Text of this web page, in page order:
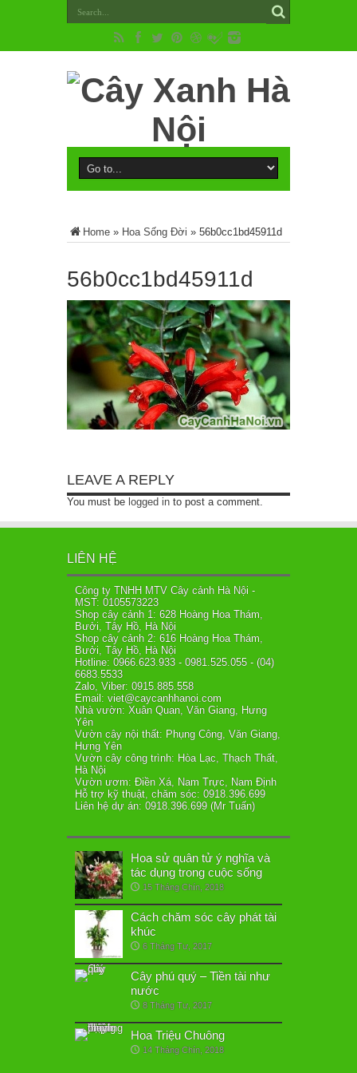
Home » Hoa Sống Đời » 56b0cc1bd45911d
56b0cc1bd45911d
LEAVE A REPLY
You must be logged in to post a comment.
LIÊN HỆ
Công ty TNHH MTV Cây cảnh Hà Nội -
MST: 0105573223
Shop cây cảnh 1: 628 Hoàng Hoa Thám,
Bưởi, Tây Hồ, Hà Nội
Shop cây cảnh 2: 616 Hoàng Hoa Thám,
Bưởi, Tây Hồ, Hà Nội
Hotline: 0966.623.933 - 0981.525.055 - (04)
6683.5533
Zalo, Viber: 0915.885.558
Email: viet@caycanhhanoi.com
Nhà vườn: Xuân Quan, Văn Giang, Hưng
Yên
Vườn cây nội thất: Phụng Công, Văn Giang,
Hưng Yên
Vườn cây công trình: Hòa Lạc, Thạch Thất,
Hà Nội
Vườn ươm: Điền Xá, Nam Trực, Nam Định
Hỗ trợ kỹ thuật, chăm sóc: 0918.396.699
Liên hệ dự án: 0918.396.699 (Mr Tuấn)
Hoa sử quân tử ý nghĩa và
tác dụng trong cuộc sống
15 Tháng Chín, 2018
Cách chăm sóc cây phát tài
khúc
6 Tháng Tư, 2017
Cây phú quý – Tiền tài như
nước
8 Tháng Tư, 2017
Hoa Triệu Chuông
14 Tháng Chín, 2018